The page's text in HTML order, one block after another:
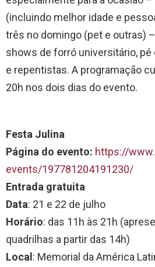
(incluindo melhor idade e
três no domingo (pet e outras)
shows de forró universitário,
e repentistas. A programação
20h nos dois dias do evento.
Festa Julina
Página do evento: https://
events/197781204191230/
Entrada gratuita
Data: 21 e 22 de julho
Horário: das 11h às 21h
quadrilhas a partir das 14h)
Local: Memorial da América